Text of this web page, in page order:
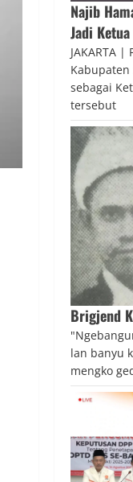
Najib
Jadi
JAKARTA |
sebagai
tersebut
Brigjend
lan banyu
mengko